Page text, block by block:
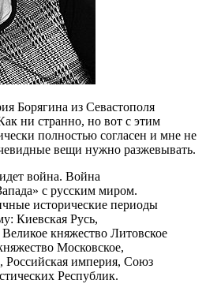
Борягина из Севастополя
ни странно, но вот с этим
полностью согласен и мне не
вещи нужно разжевывать.
война. Война
с русским миром.
исторические периоды
Киевская Русь,
княжество Литовское
Московское,
Российская империя, Союз
Республик.